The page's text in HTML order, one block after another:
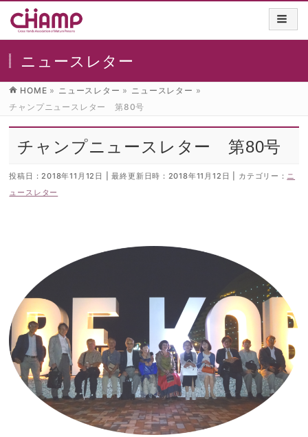
ニュースレター
HOME » ニュースレター » ニュースレター »
チャンプニュースレター 第80号
チャンプニュースレター 第80号
投稿日 : 2018年11月12日 最終更新日時 : 2018年11月12日 カテゴリー : ニ
ュースレター